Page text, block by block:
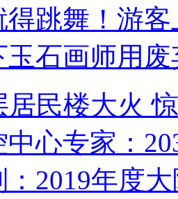
跳舞！游客
玉石画师用
居民楼大火
中心专家：
2019年度